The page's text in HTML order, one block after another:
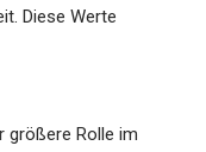
Diese Werte
größere Rolle im